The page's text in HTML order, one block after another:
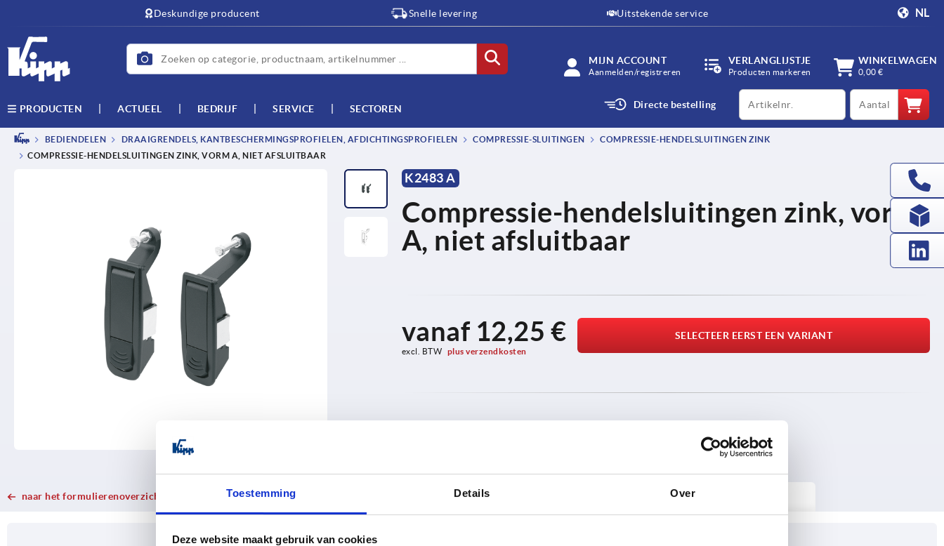
Toestemming Details Over
Deze website maakt gebruik van cookies
Deskundige producent Snelle levering Uitstekende service NL
MIJN ACCOUNT
Aanmelden/registreren
VERLANGLIJSTJE
Producten markeren
WINKELWAGEN
0,00 €
PRODUCTEN ACTUEEL BEDRIJF SERVICE SECTOREN Directe bestelling
productCode qty
BEDIENDELEN DRAAIGRENDELS, KANTBESCHERMINGSPROFIELEN, AFDICHTINGSPROFIELEN COMPRESSIE-SLUITINGEN
COMPRESSIE-HENDELSLUITINGEN ZINK
COMPRESSIE-HENDELSLUITINGEN ZINK, VORM A, NIET AFSLUITBAAR
K2483 A
Compressie-hendelsluitingen zink, vorm
A, niet afsluitbaar
vanaf 12,25 €
excl. BTW plus verzendkosten
SELECTEER EERST EEN VARIANT
naar het formulierenoverzicht
VARIANTSELECTIE
CURRENT
CURRENT
PRODUCTGEGEVENS